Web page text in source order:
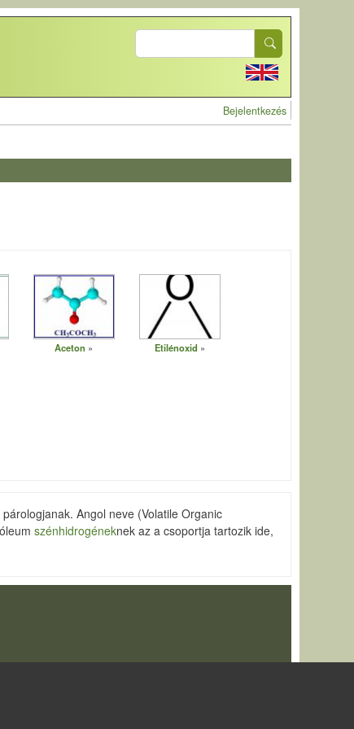
Search
User account
Bejelentkezés
Aceton Etilénoxid
Angol neve (Volatile Organic
szénhidrogéneknek az a csoportja tartozik ide,